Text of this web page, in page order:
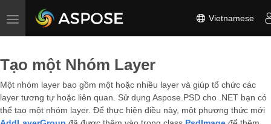
Toggle navigation Vietnamese
Tạo một Nhóm Layer
Một nhóm layer bao gồm một hoặc nhiều layer và giúp tổ chức các
layer tương tự hoặc liên quan. Sử dụng Aspose.PSD cho .NET bạn có
thể tạo một nhóm layer. Để thực hiện điều này, một phương thức mới